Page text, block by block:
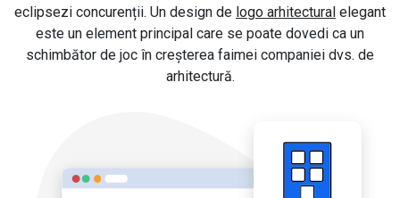
eclipsezi concurenții. Un design de logo arhitectural elegant
este un element principal care se poate dovedi ca un
schimbător de joc în creșterea faimei companiei dvs. de
arhitectură.